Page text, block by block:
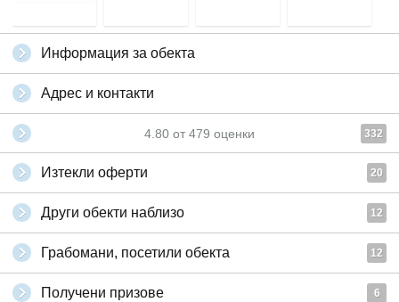
Информация за обекта
Адрес и контакти
4.80 от 479 оценки 332
Изтекли оферти 20
Други обекти наблизо 12
Грабомани, посетили обекта 12
Получени призове 6